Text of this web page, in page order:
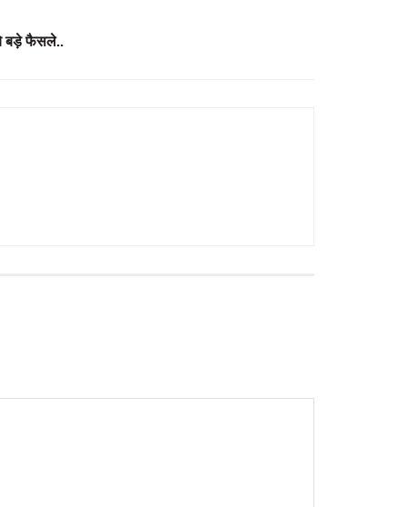
बड़े फैसले..